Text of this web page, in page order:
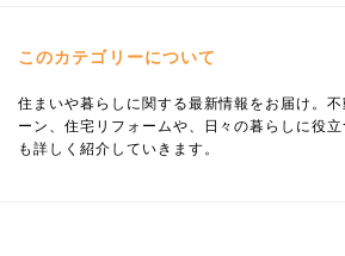
このカテゴリーについて
住まいや暮らしに関する最新情報をお届け。
ーン、住宅リフォームや、日々の暮らしに役
も詳しく紹介していきます。